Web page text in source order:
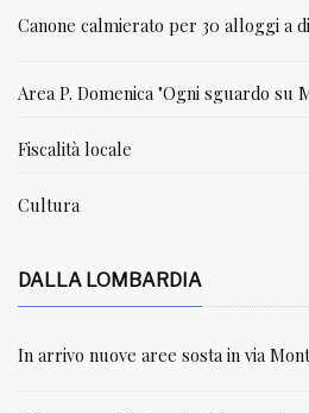
Canone calmierato per 30 alloggi a
Area P. Domenica "Ogni sguardo su
Fiscalità locale
Cultura
DALLA LOMBARDIA
In arrivo nuove aree sosta in via